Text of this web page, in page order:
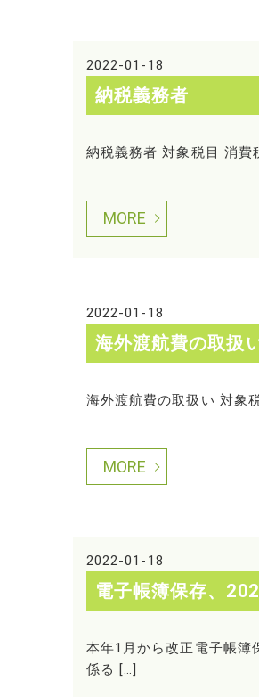
2022-01-18
納税義務者
納税義務者 対象税目 消
MORE
2022-01-18
海外渡航費の取扱
海外渡航費の取扱い 対象
MORE
2022-01-18
電子帳簿保存、
本年1月から改正電子帳簿
係る […]